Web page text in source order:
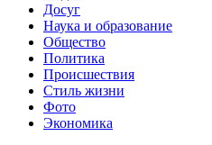
Досуг
Наука и образование
Общество
Политика
Происшествия
Стиль жизни
Фото
Экономика